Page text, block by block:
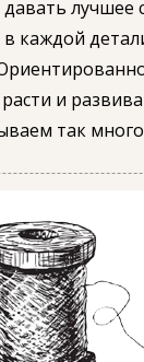
давать лучшее
каждой
и
так